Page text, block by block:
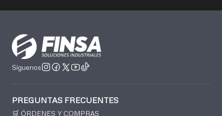
Síguenos
PREGUNTAS FRECUENTES
🛒 ÓRDENES Y COMPRAS